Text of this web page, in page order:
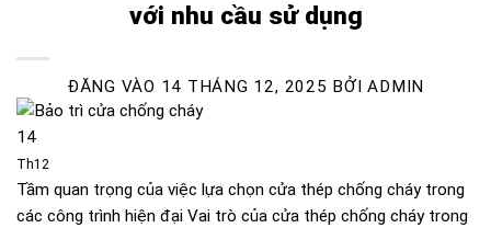
với nhu cầu sử dụng
ĐĂNG VÀO 14 THÁNG 12, 2025 BỞIADMIN
14
Th12
Tầm quan trọng của việc lựa chọn cửa thép chống cháy trong
các công trình hiện đại Vai trò của cửa thép chống cháy trong